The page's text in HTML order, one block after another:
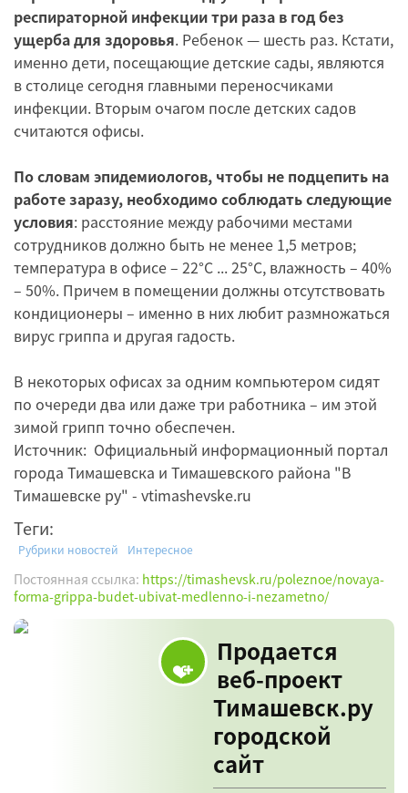
респираторной инфекции три раза в год без
ущерба для здоровья. Ребенок — шесть раз. Кстати,
именно дети, посещающие детские сады, являются
в столице сегодня главными переносчиками
инфекции. Вторым очагом после детских садов
считаются офисы.
По словам эпидемиологов, чтобы не подцепить на
работе заразу, необходимо соблюдать следующие
условия: расстояние между рабочими местами
сотрудников должно быть не менее 1,5 метров;
температура в офисе – 22°С ... 25°С, влажность – 40%
– 50%. Причем в помещении должны отсутствовать
кондиционеры – именно в них любит размножаться
вирус гриппа и другая гадость.
В некоторых офисах за одним компьютером сидят
по очереди два или даже три работника – им этой
зимой грипп точно обеспечен.
Источник: Официальный информационный портал
города Тимашевска и Тимашевского района "В
Тимашевске ру" - vtimashevske.ru
Теги:
Рубрики новостей Интересное
Постоянная ссылка: https://timashevsk.ru/poleznoe/novaya-
forma-grippa-budet-ubivat-medlenno-i-nezametno/
Продается
веб-проект
Тимашевск.ру
городской
сайт